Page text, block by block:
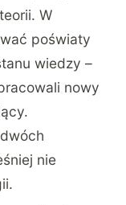
W
poświaty
wiedzy –
nowy
nie